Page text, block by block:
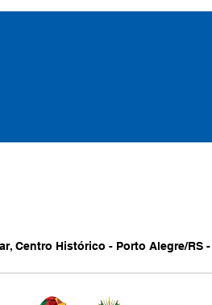
Centro Histórico - Porto Alegre/RS -